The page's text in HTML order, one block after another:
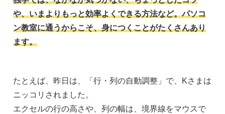
や、いまよりもっと効率よくできる方法など。パソコ
ン教室に通うからこそ、身につくことがたくさんあり
ます。
たとえば、昨日は、「行・列の自動調整」で、Kさまは
ニッコリされました。
エクセルの行の高さや、列の幅は、境界線をマウスで